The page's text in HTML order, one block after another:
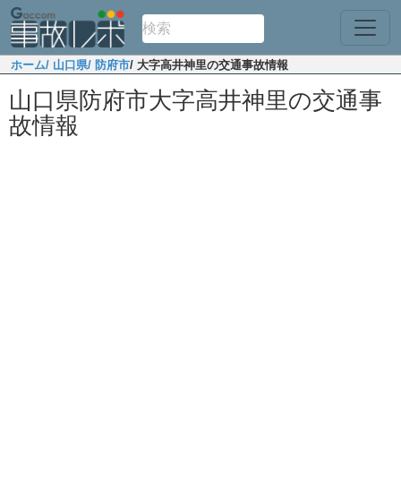
ホーム/ 山口県/ 防府市/ 大字高井神里の交通事故情報
山口県防府市大字高井神里の交通事
故情報